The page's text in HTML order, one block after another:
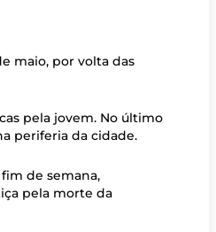
maio, por volta das
pela jovem. No último
periferia da cidade.
de semana,
pela morte da